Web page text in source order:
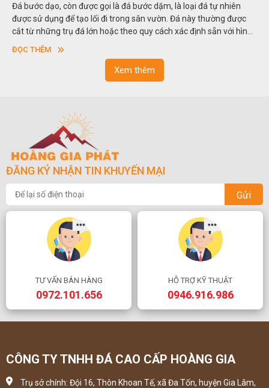
Hòn non bộ được biết đến là một nghệ thuật xây dựng, sắp đặt,
thu nhỏ, đưa mô hình những ngọn núi to lớn ngoài tự nhiên vào
trong các vườn cảnh. Hay nói một cách khác, người ta gọi là “giả
sơn”. Nghệ thuật hòn non bộ nhằm phục vụ cho mục đích thưởng
ngoạn và phong thủy trong cuộc sống.
ĐỌC THÊM
Xem thêm
ĐĂNG KÝ NHẬN TIN KHUYẾN MẠI
Gửi
TƯ VẤN BÁN HÀNG
0972.101.656
HỖ TRỢ KỸ THUẬT
0946.916.986
CÔNG TY TNHH ĐÁ CAO CẤP HOÀNG GIA
Trụ sở chính: Đội 16, Thôn Khoan Tế, xã Đa Tốn, huyện Gia Lâm,